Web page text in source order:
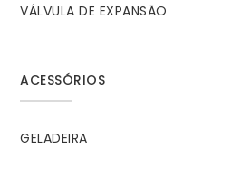
VÁLVULA DE EXPANSÃO
ACESSÓRIOS
GELADEIRA